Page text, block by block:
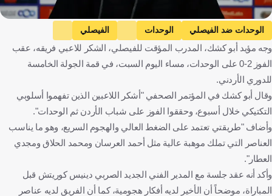
الوحدات ضد الفيصلي الوحدات
الفيصلي
الدوري الأردني للمحترفين
الأردن كرة قدم
وجه مؤيد أبو كشك، المدرب المؤقت للفيصلي، الشكر للاعبي فريقه، عقب
الفوز 2-0 على الوحدات، مساء اليوم السبت، في قمة الجولة الخامسة
للدوري الأردني.
وقال أبو كشك في المؤتمر الصحفي "أشكر اللاعبين الذين تفهموا أسلوبي
التكتيكي خلال أسبوع، وحققوا الفوز على شباب الأردن ثم الوحدات".
وأضاف "طريقتي تعتمد على الضغط العالي والهجوم السريع، وهو ما يناسب
العناصر التي تملك موهبة عالية مثل أحمد العرسان ومحمد الحلاق ومجدي
العطار".
وأكد أنه عقد جلسة مع المدير الفني الجديد الصربي دينيس كوريتش قبل
المباراة، موضحاً أن الأخير لديه أفكار هجومية، كما أن الفريق لديه عناصر